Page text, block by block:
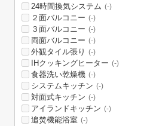
24時間換気システム (-)
２面バルコニー (-)
３面バルコニー (-)
両面バルコニー (-)
外観タイル張り (-)
IHクッキングヒーター (-)
食器洗い乾燥機 (-)
システムキッチン (-)
対面式キッチン (-)
アイランドキッチン (-)
追焚機能浴室 (-)